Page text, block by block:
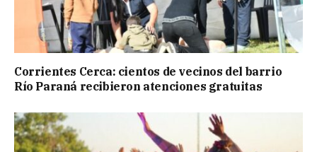
Corrientes Cerca: cientos de vecinos del barrio
Río Paraná recibieron atenciones gratuitas